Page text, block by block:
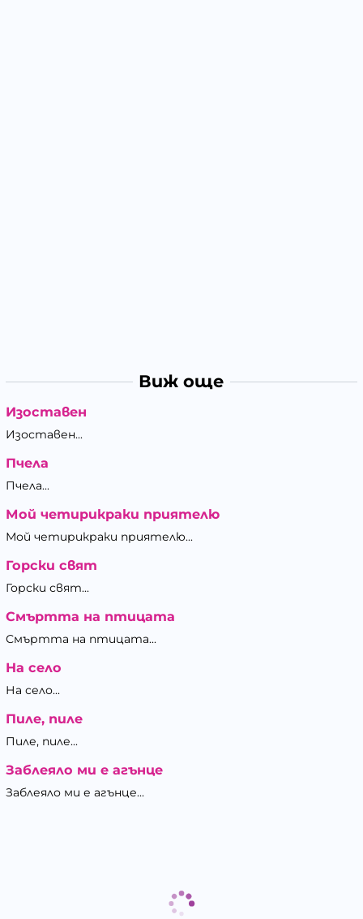
Виж още
Изоставен
Изоставен...
Пчела
Пчела...
Мой четирикраки приятелю
Мой четирикраки приятелю...
Горски свят
Горски свят...
Смъртта на птицата
Смъртта на птицата...
На село
На село...
Пиле, пиле
Пиле, пиле...
Заблеяло ми е агънце
Заблеяло ми е агънце...